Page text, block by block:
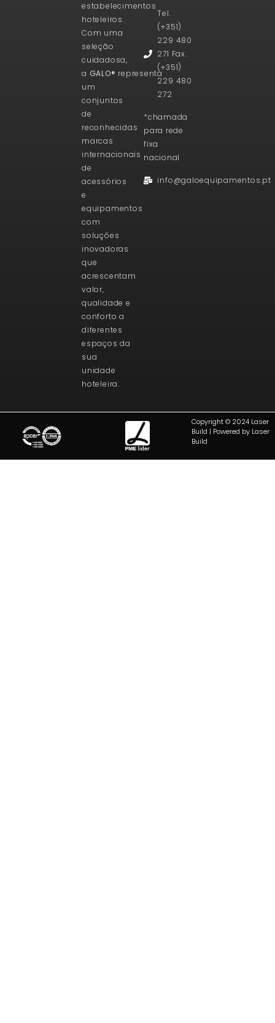
estabelecimentos
hoteleiros.
Com uma
seleção
cuidadosa,
a GALO® representa
um
conjuntos
de
reconhecidas
marcas
internacionais
de
acessórios
e
equipamentos
com
soluções
inovadoras
que
acrescentam
valor,
qualidade e
conforto a
diferentes
espaços da
sua
unidade
hoteleira.
Tel.
(+351)
229 480
271 Fax.
(+351)
229 480
272
*chamada
para rede
fixa
nacional
info@galoequipamentos.pt
Copyright © 2024 Laser
Build | Powered by Laser
Build